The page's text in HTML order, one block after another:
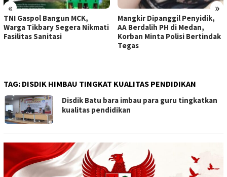
« »
TNI Gaspol Bangun MCK,
Warga Tikbary Segera Nikmati
Fasilitas Sanitasi
Mangkir Dipanggil Penyidik,
AA Berdalih PH di Medan,
Korban Minta Polisi Bertindak
Tegas
TAG: DISDIK HIMBAU TINGKAT KUALITAS PENDIDIKAN
Disdik Batu bara imbau para guru tingkatkan
kualitas pendidikan